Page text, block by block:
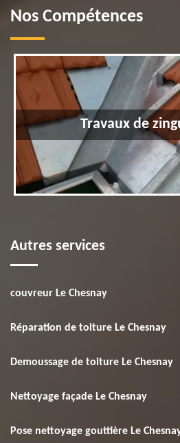
Nos Compétences
Travaux de
Autres services
couvreur Le Chesnay
Réparation de toiture Le Chesnay
Demoussage de toiture Le Chesnay
Nettoyage façade Le Chesnay
Pose nettoyage gouttière Le